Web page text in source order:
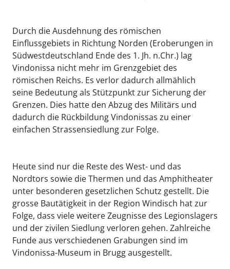
Durch die Ausdehnung des römischen
Einflussgebiets in Richtung Norden (Eroberungen in
Südwestdeutschland Ende des 1. Jh. n.Chr.) lag
Vindonissa nicht mehr im Grenzgebiet des
römischen Reichs. Es verlor dadurch allmählich
seine Bedeutung als Stützpunkt zur Sicherung der
Grenzen. Dies hatte den Abzug des Militärs und
dadurch die Rückbildung Vindonissas zu einer
einfachen Strassensiedlung zur Folge.
Heute sind nur die Reste des West- und das
Nordtors sowie die Thermen und das Amphitheater
unter besonderen gesetzlichen Schutz gestellt. Die
grosse Bautätigkeit in der Region Windisch hat zur
Folge, dass viele weitere Zeugnisse des Legionslagers
und der zivilen Siedlung verloren gehen. Zahlreiche
Funde aus verschiedenen Grabungen sind im
Vindonissa-Museum in Brugg ausgestellt.